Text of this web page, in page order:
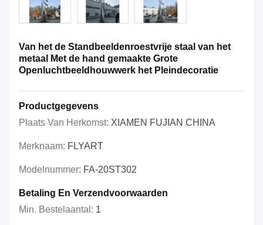
Van het de Standbeeldenroestvrije staal van het
metaal Met de hand gemaakte Grote
Openluchtbeeldhouwwerk het Pleindecoratie
Productgegevens
Plaats Van Herkomst: XIAMEN FUJIAN CHINA
Merknaam: FLYART
Modelnummer: FA-20ST302
Betaling En Verzendvoorwaarden
Min. Bestelaantal: 1